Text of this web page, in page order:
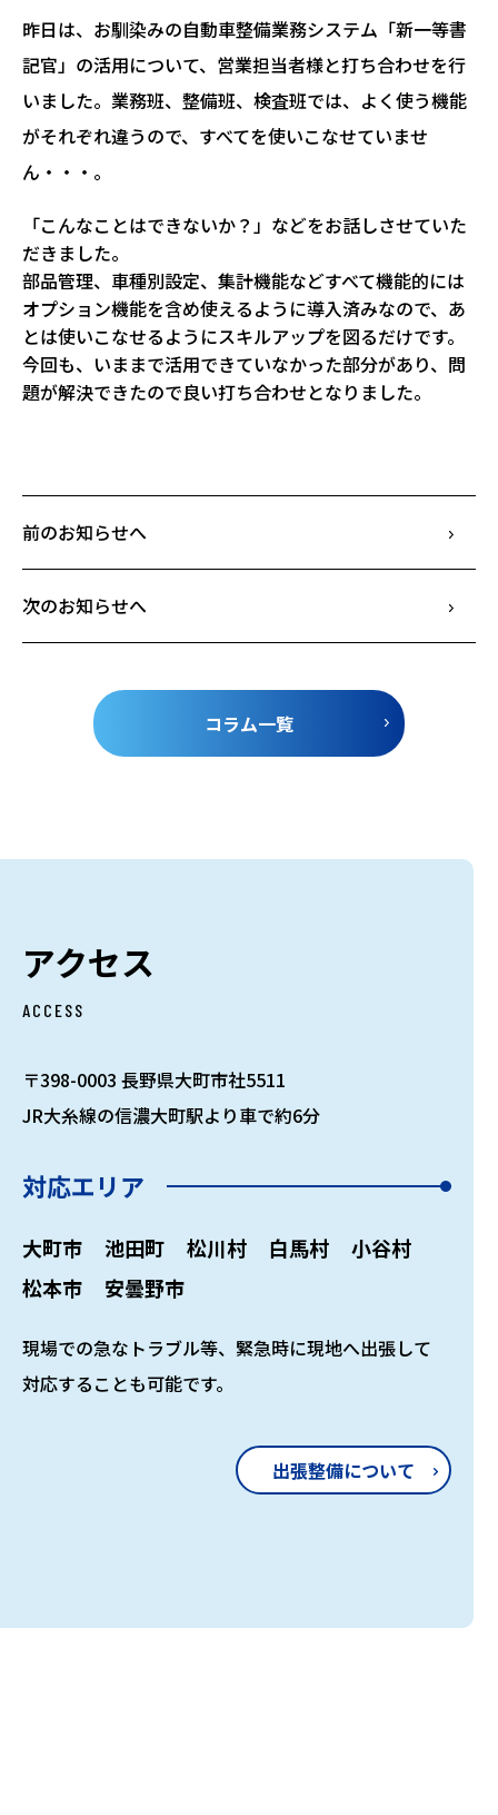
昨日は、お馴染みの自動車整備業務システム「新一等書
記官」の活用について、営業担当者様と打ち合わせを行
いました。業務班、整備班、検査班では、よく使う機能
がそれぞれ違うので、すべてを使いこなせていませ
ん・・・。
「こんなことはできないか？」などをお話しさせていた
だきました。
部品管理、車種別設定、集計機能などすべて機能的には
オプション機能を含め使えるように導入済みなので、あ
とは使いこなせるようにスキルアップを図るだけです。
今回も、いままで活用できていなかった部分があり、問
題が解決できたので良い打ち合わせとなりました。
前のお知らせへ
次のお知らせへ
コラム一覧
アクセス
ACCESS
〒398-0003 長野県大町市社5511
JR大糸線の信濃大町駅より車で約6分
対応エリア
大町市 池田町 松川村 白馬村
小谷村
松本市
安曇野市
現場での急なトラブル等、緊急時に現地へ出張して
対応することも可能です。
出張整備について